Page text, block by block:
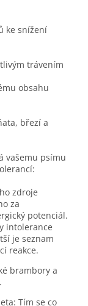
ke snížení
trávením
obsahu
březí a
vašemu psímu
zdroje
za
potenciál.
intolerance
je seznam
reakce.
brambory a
Tím se co